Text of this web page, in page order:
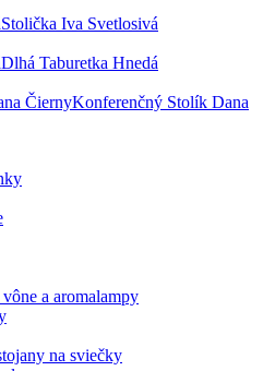
Stolička Iva Svetlosivá
Dlhá Taburetka Hnedá
Konferenčný Stolík Dana
a aromalampy
na sviečky